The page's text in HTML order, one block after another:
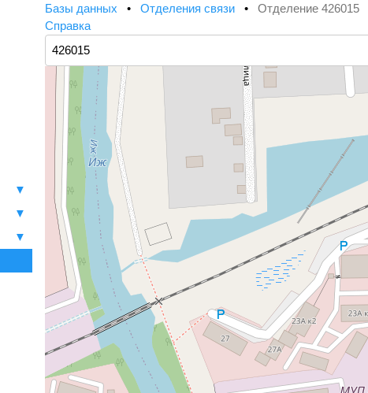
▼
▼
▼
Базы данных • Отделения связи • Отделение 426015
Справка